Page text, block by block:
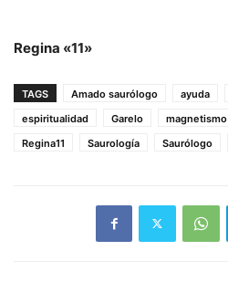
Regina «11»
TAGS Amado saurólogo ayuda
espiritualidad
Garelo magnetismo
Regina11
Saurología Saurólogo